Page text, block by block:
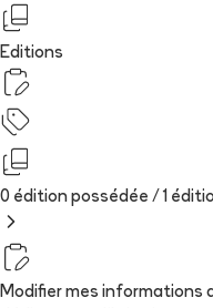
Editions
0 édition possédée / 1
Modifier mes informations